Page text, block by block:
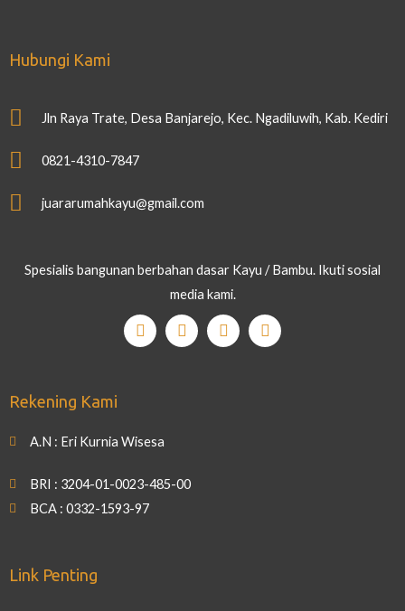
Hubungi Kami
Jln Raya Trate, Desa Banjarejo, Kec. Ngadiluwih, Kab. Kediri
0821-4310-7847
juararumahkayu@gmail.com
Spesialis bangunan berbahan dasar Kayu / Bambu. Ikuti sosial
media kami.
Rekening Kami
A.N : Eri Kurnia Wisesa
BRI : 3204-01-0023-485-00
BCA : 0332-1593-97
Link Penting